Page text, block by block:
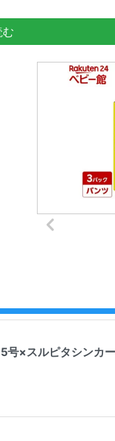
×スルピタシンカ